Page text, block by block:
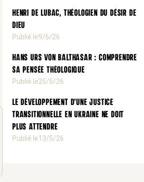
Henri de Lubac, théologien du désir de
Dieu
Publié le9/6/26
Hans Urs von Balthasar : comprendre
sa pensée théologique
Publié le25/5/26
Le développement d’une justice
transitionnelle en Ukraine ne doit
plus attendre
Publié le13/5/26